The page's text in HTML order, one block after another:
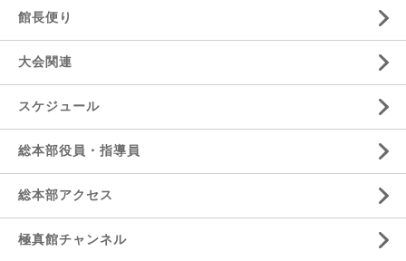
館長便り
大会関連
スケジュール
総本部役員・指導員
総本部アクセス
極真館チャンネル